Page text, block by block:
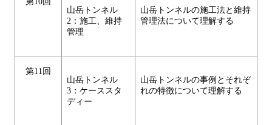
山岳トンネル
2：施工、維持
管理
山岳トンネルの施工法と維持
管理法について理解する
第11回
山岳トンネル
3：ケーススタ
ディー
山岳トンネルの事例とそれぞ
れの特徴について理解する